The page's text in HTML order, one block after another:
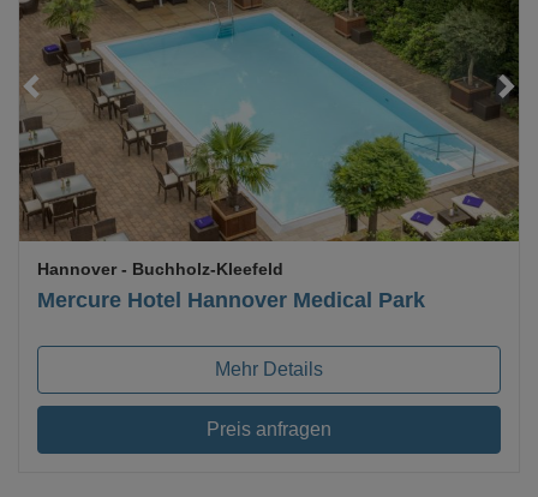
Mercure Hotel Hannover Medical Park
Hannover - Buchholz-Kleefeld
Mehr Details
Preis anfragen